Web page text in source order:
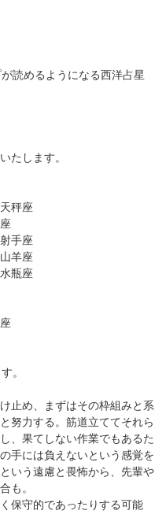
読めるようになる西洋占星
たします。
秤座
手座
羊座
瓶座
。
止め、まずはその枠組みと系
努力する。筋道立ててそれら
、果てしない作業でもあるた
手には負えないという感覚を
いう遠慮と畏怖から、先輩や
も。
保守的であったりする可能